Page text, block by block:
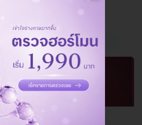
งามดูพลี แขวงทุ่งมหาเมฆ เขตสาทร
ดูรายละเอียด
าคลินิกเวชกรรม) สาขาอโศก